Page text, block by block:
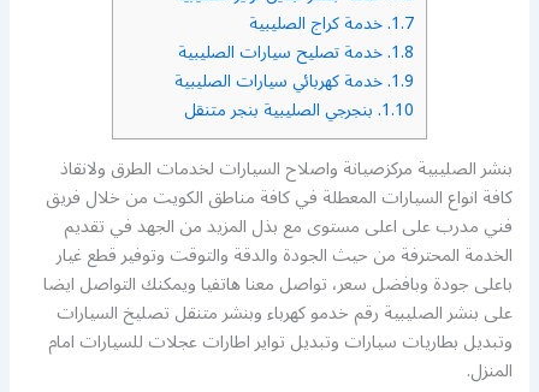
1.7. خدمة كراج الصليبية
1.8. خدمة تصليح سيارات الصليبية
1.9. خدمة كهربائي سيارات الصليبية
1.10. بنجرجي الصليبية بنجر متنقل
بنشر الصليبية مركزصيانة واصلاح السيارات لخدمات الطرق ولانقاذ
كافة انواع السيارات المعطلة في كافة مناطق الكويت من خلال فريق
فني مدرب على اعلى مستوى مع بذل المزيد من الجهد في تقديم
الخدمة المحترفة من حيث الجودة والدقة والتوقت وتوفير قطع غيار
باعلى جودة وبافضل سعر، تواصل معنا هاتفيا ويمكنك التواصل ايضا
على بنشر الصليبية رقم خدمو كهرباء وبنشر متنقل تصليخ السيارات
وتبديل بطاريات سيارات وتبديل تواير اطارات عجلات للسيارات امام
المنزل.